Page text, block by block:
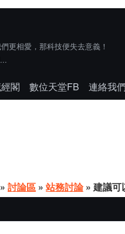
更相愛，那科技便失去意義！
閣 數位天堂FB
連絡我們
» 討論區 » 站務討論» 建議可